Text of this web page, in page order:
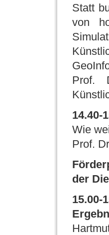
Statt
von
Prof.
14.40-
Wie
Prof.
der
15.00-